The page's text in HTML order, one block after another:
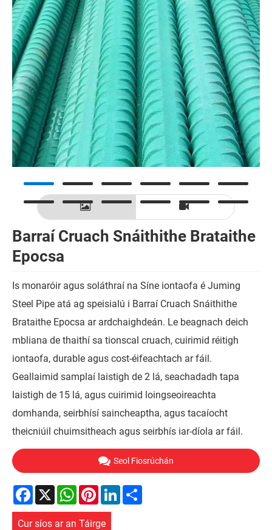
Barraí Cruach Snáithithe Brataithe
Epocsa
Is monaróir agus soláthraí na Síne iontaofa é Juming
Steel Pipe atá ag speisialú i Barraí Cruach Snáithithe
Brataithe Epocsa ar ardchaighdeán. Le beagnach deich
mbliana de thaithí sa tionscal cruach, cuirimid réitigh
iontaofa, durable agus cost-éifeachtach ar fáil.
Geallaimid samplaí laistigh de 2 lá, seachadadh tapa
laistigh de 15 lá, agus cuirimid loingseoireachta
domhanda, seirbhísí saincheaptha, agus tacaíocht
theicniúil chuimsitheach agus seirbhís iar-díola ar fáil.
Seol Fiosrúchán
Facebook
X WhatsApp
PinterestLinkedIn
Cur síos ar an Táirge